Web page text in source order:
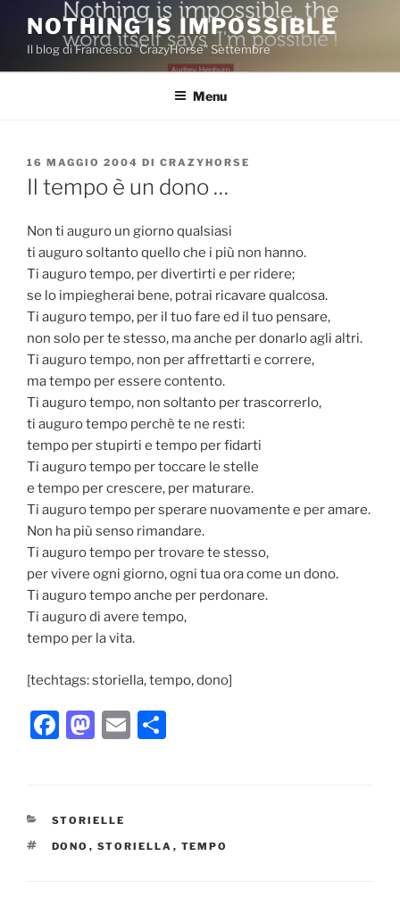
contenuto
NOTHING IS IMPOSSIBLE
Il blog di Francesco "CrazyHorse" Settembre
Menu
PUBBLICATO
IL
16 MAGGIO 2004 DI CRAZYHORSE
Il tempo è un dono …
Non ti auguro un giorno qualsiasi
ti auguro soltanto quello che i più non hanno.
Ti auguro tempo, per divertirti e per ridere;
se lo impiegherai bene, potrai ricavare qualcosa.
Ti auguro tempo, per il tuo fare ed il tuo pensare,
non solo per te stesso, ma anche per donarlo agli altri.
Ti auguro tempo, non per affrettarti e correre,
ma tempo per essere contento.
Ti auguro tempo, non soltanto per trascorrerlo,
ti auguro tempo perchè te ne resti:
tempo per stupirti e tempo per fidarti
Ti auguro tempo per toccare le stelle
e tempo per crescere, per maturare.
Ti auguro tempo per sperare nuovamente e per amare.
Non ha più senso rimandare.
Ti auguro tempo per trovare te stesso,
per vivere ogni giorno, ogni tua ora come un dono.
Ti auguro tempo anche per perdonare.
Ti auguro di avere tempo,
tempo per la vita.
[techtags: storiella, tempo, dono]
F
e
b
M
o
d
E
vi
CATEGORIE
STORIELLE
TAG
DONO , STORIELLA , TEMPO